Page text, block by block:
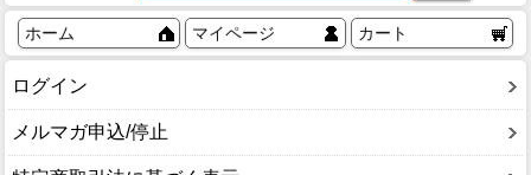
ホーム マイページ カート
ログイン
メルマガ申込/停止